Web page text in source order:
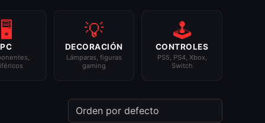
🖥️
PC
💡
DECORACIÓN
Lámparas, figuras
gaming
🕹️
CONTROLES
PS5, PS4, Xbox,
Switch